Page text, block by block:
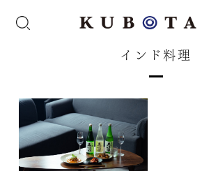
インド料理